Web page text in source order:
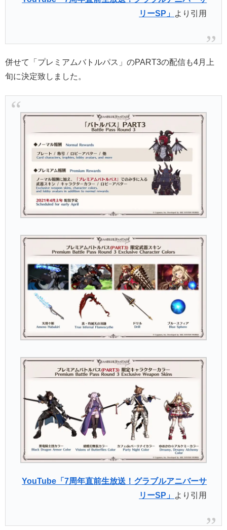
リーSP」 より引用
併せて「プレミアムバトルパス」のPART3の配信も4月上
旬に決定致しました。
YouTube「7周年直前生放送！グラブルアニバーサ
リーSP」 より引用